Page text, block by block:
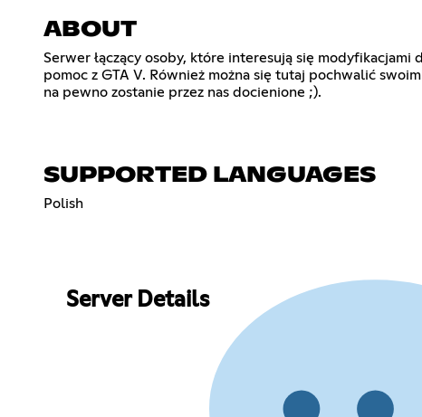
ABOUT
Serwer łączący osoby, które interesują się
pomoc z GTA V. Również można się tutaj pochwalić
na pewno zostanie przez nas docienione ;).
SUPPORTED LANGUAGES
Polish
Server Details